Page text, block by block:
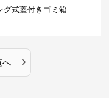
グ式蓋付きゴミ箱
へ ›